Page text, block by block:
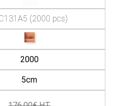
(2000 pcs)
2000
5cm